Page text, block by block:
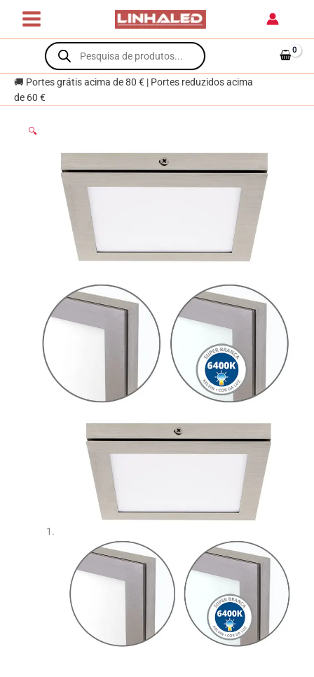
content
Products
search
🚚 Portes grátis acima de 80 € | Portes reduzidos acima
de 60 €
🔍
de
superfície
TOLSTOI
12W
LED
720lm
Níquel